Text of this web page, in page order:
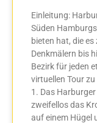
Einleitung:
Süden
bieten hat, die
Denkmälern bis
Bezirk für jeden
virtuellen Tour
1. Das
zweifellos das
auf einem Hügel